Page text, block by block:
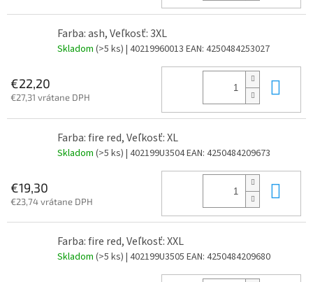
Farba: ash, Veľkosť: 3XL
Skladom (>5 ks) | 40219960013 EAN: 4250484253027
€22,20
€27,31 vrátane DPH
Farba: fire red, Veľkosť: XL
Skladom (>5 ks) | 402199U3504EAN: 4250484209673
€19,30
€23,74 vrátane DPH
Farba: fire red, Veľkosť: XXL
Skladom (>5 ks) | 402199U3505 EAN: 4250484209680